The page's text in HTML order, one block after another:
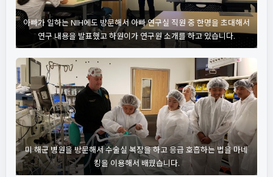
아빠가 일하는 NIH에도 방문해서 아빠 연구실 직원 중 한명을 초대해서
연구 내용을 발표했고 하원이가 연구원 소개를 하고 있습니다.
미 해군 병원을 방문해서 수술실 복장을 하고 응급 호흡하는 법을 마네
킹을 이용해서 배웠습니다.